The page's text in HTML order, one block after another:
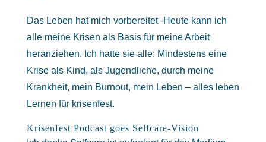
Das Leben hat mich vorbereitet -Heute kann ich
alle meine Krisen als Basis für meine Arbeit
heranziehen. Ich hatte sie alle: Mindestens eine
Krise als Kind, als Jugendliche, durch meine
Krankheit, mein Burnout, mein Leben – alles leben
Lernen für krisenfest.
Krisenfest Podcast goes Selfcare-Vision